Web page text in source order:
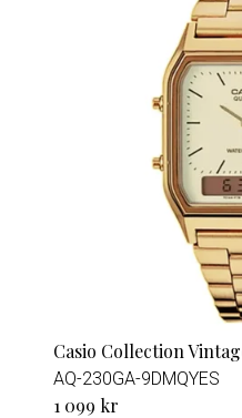
Casio Collection
AQ-230GA-9DMQYES
1 099 kr